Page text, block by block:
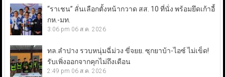
“ราเชน” ลั่นเลือกตั้งหน้ากวาด สส. 10 ที่นั่ง พร้อมยึดเก้าอี้
กห.-มท.
3:06 pm 06 ส.ค. 2026
ทล.ลำปาง รวบหนุ่มฉี่ม่วง ขี่จยย. ซุกยาบ้า-ไอซ์ ไม่เข็ด!
รับเพิ่งออกจากคุกไม่ถึงเดือน
2:49 pm 06 ส.ค. 2026